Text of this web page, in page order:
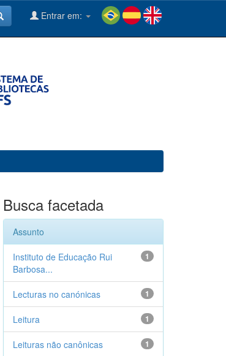
Entrar em:
Busca facetada
Assunto
1
Instituto de Educação Rui
Barbosa...
1
Lecturas no canónicas
1
Leitura
1
Leituras não canônicas